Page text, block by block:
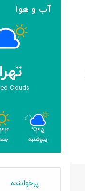
آب و هوا
Clouds
۳۵℃
پنج‌شنبه
۳۴
پرخواننده